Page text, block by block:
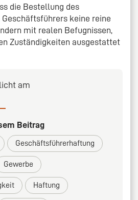
die Bestellung des
keine reine
mit realen Befugnissen,
Zuständigkeiten ausgestattet
am
Beitrag
Geschäftsführerhaftung
Gewerbe
Haftung